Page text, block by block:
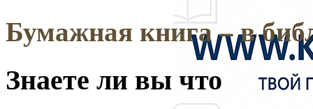
Бумажная книга –в
Знаете ли вы что